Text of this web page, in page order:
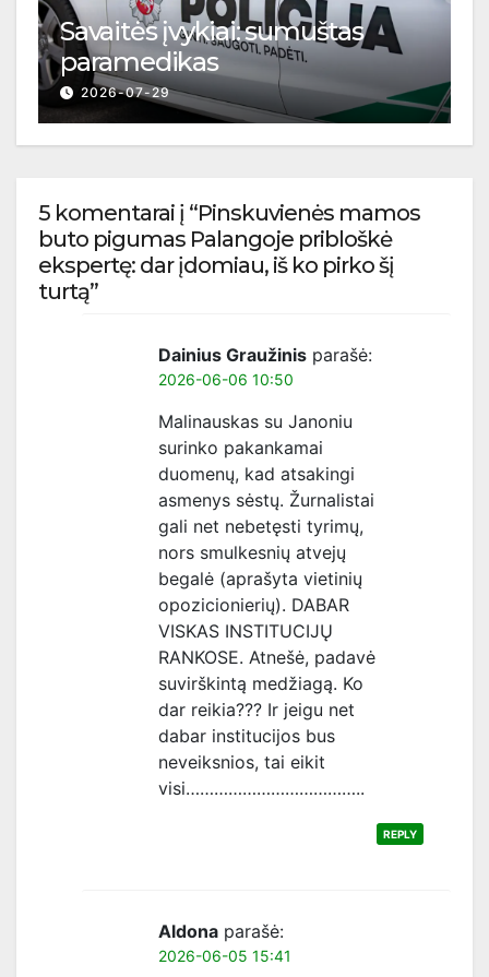
Savaitės įvykiai: sumuštas
paramedikas
2026-07-29
5 komentarai į “Pinskuvienės mamos
buto pigumas Palangoje pribloškė
ekspertę: dar įdomiau, iš ko pirko šį
turtą”
Dainius Graužinis parašė:
2026-06-06 10:50
Malinauskas su Janoniu
surinko pakankamai
duomenų, kad atsakingi
asmenys sėstų. Žurnalistai
gali net nebetęsti tyrimų,
nors smulkesnių atvejų
begalė (aprašyta vietinių
opozicionierių). DABAR
VISKAS INSTITUCIJŲ
RANKOSE. Atnešė, padavė
suvirškintą medžiagą. Ko
dar reikia??? Ir jeigu net
dabar institucijos bus
neveiksnios, tai eikit
visi………………………………..
REPLY
Aldona parašė:
2026-06-05 15:41